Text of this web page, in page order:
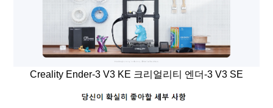
Creality Ender-3 V3 KE 크리얼리티 엔더-3 V3 SE